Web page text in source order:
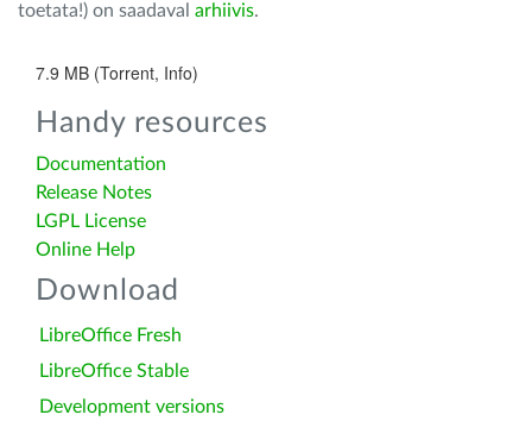
toetata!) on saadaval arhiivis.
7.9 MB (Torrent, Info)
Handy resources
Documentation
Release Notes
LGPL License
Online Help
Download
LibreOffice Fresh
LibreOffice Stable
Development versions